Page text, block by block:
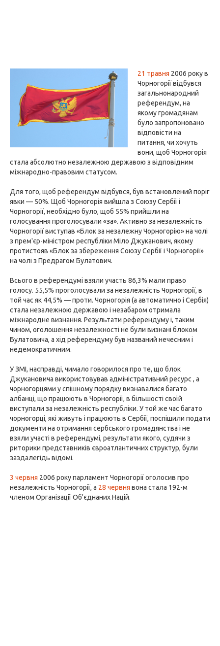
21 травня 2006 року в
Чорногорії відбувся
загальнонародний
референдум, на
якому громадянам
було запропоновано
відповісти на
питання, чи хочуть
вони, щоб Чорногорія
стала абсолютно незалежною державою з відповідним
міжнародно-правовим статусом.
Для того, щоб референдум відбувся, був встановлений поріг
явки — 50%. Щоб Чорногорія вийшла з Союзу Сербії і
Чорногорії, необхідно було, щоб 55% прийшли на
голосування проголосували «за». Активно за незалежність
Чорногорії виступав «Блок за незалежну Чорногорію» на чолі
з прем'єр-міністром республіки Міло Джуканович, якому
протистояв «Блок за збереження Союзу Сербії і Чорногорії»
на чолі з Предрагом Булатович.
Всього в референдумі взяли участь 86,3% мали право
голосу. 55,5% проголосували за незалежність Чорногорії, в
той час як 44,5% — проти. Чорногорія (а автоматично і Сербія)
стала незалежною державою і незабаром отримала
міжнародне визнання. Результати референдуму і, таким
чином, оголошення незалежності не були визнані блоком
Булатовича, а хід референдуму був названий нечесним і
недемократичним.
У ЗМІ, насправді, чимало говорилося про те, що блок
Джукановича використовував адміністративний ресурс , а
чорногорцями у спішному порядку визнавалися багато
албанці, що працюють в Чорногорії, в більшості своїй
виступали за незалежність республіки. У той же час багато
чорногорці, які живуть і працюють в Сербії, поспішили подати
документи на отримання сербського громадянства і не
взяли участі в референдумі, результати якого, судячи з
риторики представників євроатлантичних структур, були
заздалегідь відомі.
3 червня 2006 року парламент Чорногорії оголосив про
незалежність Чорногорії, а 28 червня вона стала 192-м
членом Організації Об'єднаних Націй.